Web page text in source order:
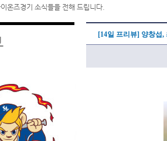
온즈경기 소식들을 전해 드립니다.
[14일 프리뷰] 양창섭